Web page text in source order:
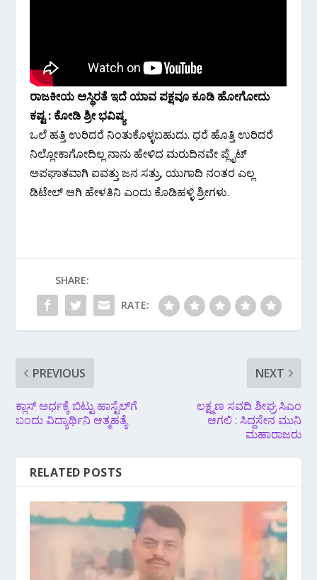
ರಾಜಕೀಯ ಅಸ್ಥಿರತೆ ಇದೆ ಯಾವ ಪಕ್ಷವೂ ಕೂಡಿ ಹೋಗೋದು
ಕಷ್ಟ : ಕೋಡಿ ಶ್ರೀ ಭವಿಷ್ಯ
ಒಲೆ ಹತ್ತಿ ಉರಿದರೆ ನಿಂತುಕೊಳ್ಳಬಹುದು. ಧರೆ ಹೊತ್ತಿ ಉರಿದರೆ
ನಿಲ್ಲೋಕಾಗೋದಿಲ್ಲ ನಾನು ಹೇಳಿದ ಮರುದಿನವೇ ಪ್ಲೈಟ್
ಅಪಘಾತವಾಗಿ ಐವತ್ತು ಜನ ಸತ್ರು, ಯುಗಾದಿ ನಂತರ ಎಲ್ಲ
ಡಿಟೇಲ್ ಆಗಿ ಹೇಳತಿನಿ ಎಂದು ಕೊಡಿಹಳ್ಳಿ ಶ್ರೀಗಳು.
SHARE:
RATE:
PREVIOUS
ಕ್ಲಾಸ್ ಅರ್ಧಕ್ಕೆ ಬಿಟ್ಟು ಹಾಸ್ಟೆಲ್‌ಗೆ
ಬಂದು ವಿದ್ಯಾರ್ಥಿನಿ ಆತ್ಮಹತ್ಯೆ
NEXT
ಲಕ್ಷ್ಮಣ ಸವದಿ ಶೀಘ್ರ ಸಿಎಂ
ಆಗಲಿ : ಸಿದ್ದಸೇನ ಮುನಿ
ಮಹಾರಾಜರು
RELATED POSTS